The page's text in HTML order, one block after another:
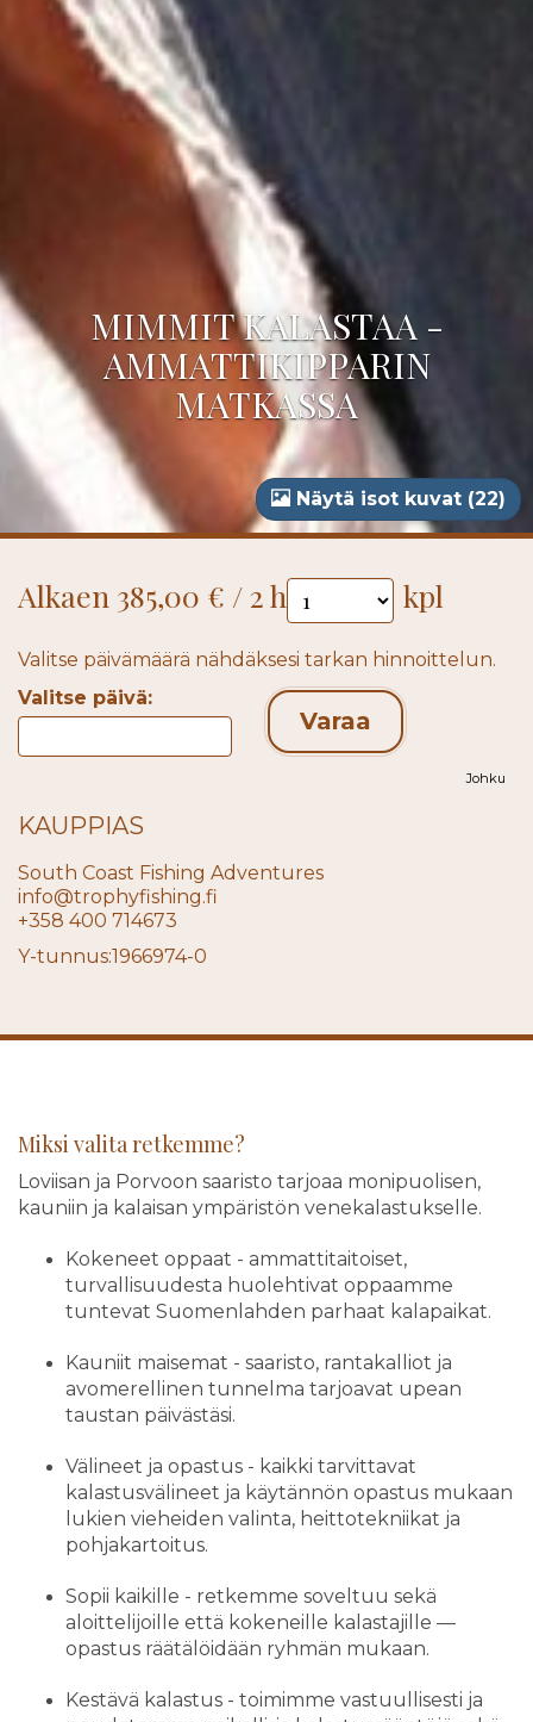
MIMMIT KALASTAA -
AMMATTIKIPPARIN
MATKASSA
Näytä isot kuvat (22)
Alkaen 385,00 € / 2 h kpl
Valitse päivämäärä nähdäksesi tarkan hinnoittelun.
Valitse päivä:
Varaa
Johku
KAUPPIAS
South Coast Fishing Adventures
info@trophyfishing.fi
+358 400 714673
Y-tunnus:1966974-0
Miksi valita retkemme?
Loviisan ja Porvoon saaristo tarjoaa monipuolisen,
kauniin ja kalaisan ympäristön venekalastukselle.
Kokeneet oppaat - ammattitaitoiset,
turvallisuudesta huolehtivat oppaamme
tuntevat Suomenlahden parhaat kalapaikat.
Kauniit maisemat - saaristo, rantakalliot ja
avomerellinen tunnelma tarjoavat upean
taustan päivästäsi.
Välineet ja opastus - kaikki tarvittavat
kalastusvälineet ja käytännön opastus mukaan
lukien vieheiden valinta, heittotekniikat ja
pohjakartoitus.
Sopii kaikille - retkemme soveltuu sekä
aloittelijoille että kokeneille kalastajille —
opastus räätälöidään ryhmän mukaan.
Kestävä kalastus - toimimme vastuullisesti ja